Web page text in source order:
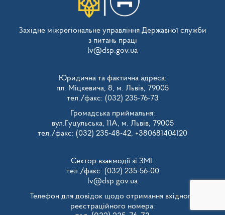
Західне міжрегіональне управління Державної служби
з питань праці
lv@dsp.gov.ua
Юридична та фактична адреса:
пл. Міцкевича, 8, м. Львів, 79005
тел./факс: (032) 235-76-73
Громадська приймальня:
вул.Гуцульська, 11А, м. Львів, 79005
тел./факс: (032) 235-48-42, +380681404120
Сектор взаємодії зі ЗМІ:
тел./факс: (032) 235-56-00
lv@dsp.gov.ua
Телефон для довідок щодо отримання вхідного
реєстраційного номера: